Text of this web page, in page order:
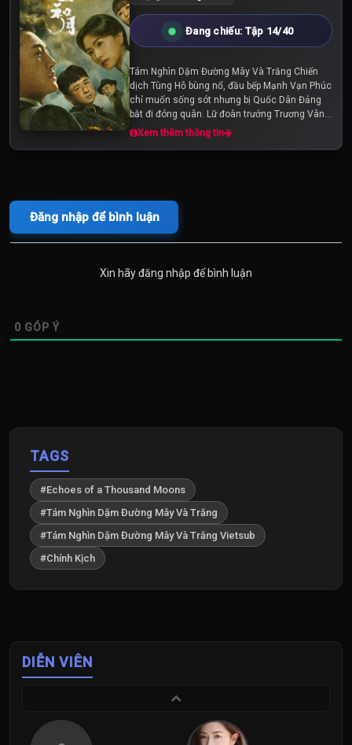
Đang chiếu: Tập 14/40
Tám Nghìn Dặm Đường Mây Và Trăng Chiến
dịch Tùng Hỗ bùng nổ, đầu bếp Mạnh Vạn Phúc
chỉ muốn sống sót nhưng bị Quốc Dân Đảng
bắt đi đóng quân. Lữ đoàn trưởng Trương Vân
Khôi một lòng báo quốc nhưng vì sự chỉ huy
Xem thêm thông tin
Đăng nhập để bình luận
Xin hãy đăng nhập để bình luận
0 GÓP Ý
TAGS
#Echoes of a Thousand Moons
#Tám Nghìn Dặm Đường Mây Và Trăng
#Tám Nghìn Dặm Đường Mây Và Trăng Vietsub
#Chính Kịch
DIỄN VIÊN